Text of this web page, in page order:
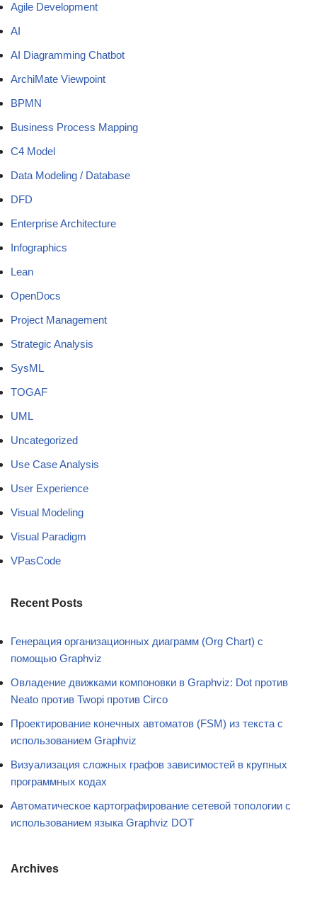
Agile Development
AI
AI Diagramming Chatbot
ArchiMate Viewpoint
BPMN
Business Process Mapping
C4 Model
Data Modeling / Database
DFD
Enterprise Architecture
Infographics
Lean
OpenDocs
Project Management
Strategic Analysis
SysML
TOGAF
UML
Uncategorized
Use Case Analysis
User Experience
Visual Modeling
Visual Paradigm
VPasCode
Recent Posts
Генерация организационных диаграмм (Org Chart) с
помощью Graphviz
Овладение движками компоновки в Graphviz: Dot против
Neato против Twopi против Circo
Проектирование конечных автоматов (FSM) из текста с
использованием Graphviz
Визуализация сложных графов зависимостей в крупных
программных кодах
Автоматическое картографирование сетевой топологии с
использованием языка Graphviz DOT
Archives